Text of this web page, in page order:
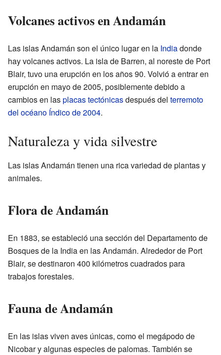
Volcanes activos en Andamán
Las islas Andamán son el único lugar en la Indiadonde
hay volcanes activos. La isla de Barren, al noreste de Port
Blair, tuvo una erupción en los años 90. Volvió a entrar en
erupción en mayo de 2005, posiblemente debido a
cambios en lasplacas tectónicasdespués del terremoto
del océano Índico de 2004.
Naturaleza y vida silvestre
Las islas Andamán tienen una rica variedad de plantas y
animales.
Flora de Andamán
En 1883, se estableció una sección del Departamento de
Bosques de la India en las Andamán. Alrededor de Port
Blair, se destinaron 400 kilómetros cuadrados para
trabajos forestales.
Fauna de Andamán
En las islas viven aves únicas, como el megápodo de
Nicobar y algunas especies de palomas. También se